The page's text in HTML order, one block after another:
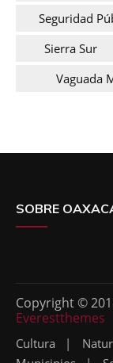
Seguridad
Sierra Sur
Vaguada
SOBRE
Copyright ©
Everestthemes
Cultura